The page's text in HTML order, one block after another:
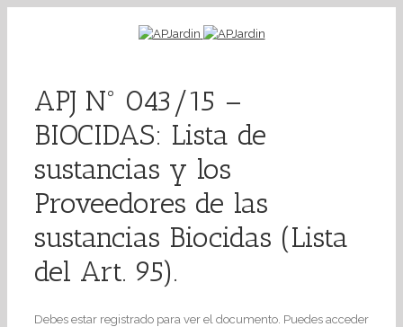
APJ Nº 043/15 –
BIOCIDAS: Lista de
sustancias y los
Proveedores de las
sustancias Biocidas (Lista
del Art. 95).
Debes estar registrado para ver el documento. Puedes acceder